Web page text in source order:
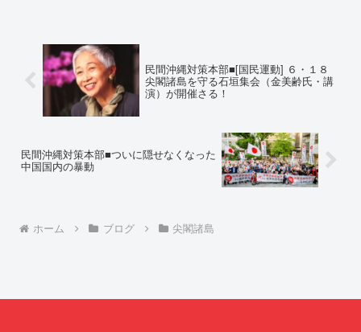
るまで運用停止を求める陳情陳情
の趣旨沖縄県は、「沖縄県...
1...
民間沖縄対策本部■[国民運動] ６・１８
尖閣諸島を守る石垣集会（金美齢氏・講
演）が開催さる！
民間沖縄対策本部■ついに隠せなくなった
中国国内の暴動
ホーム ブログ 尖閣諸島